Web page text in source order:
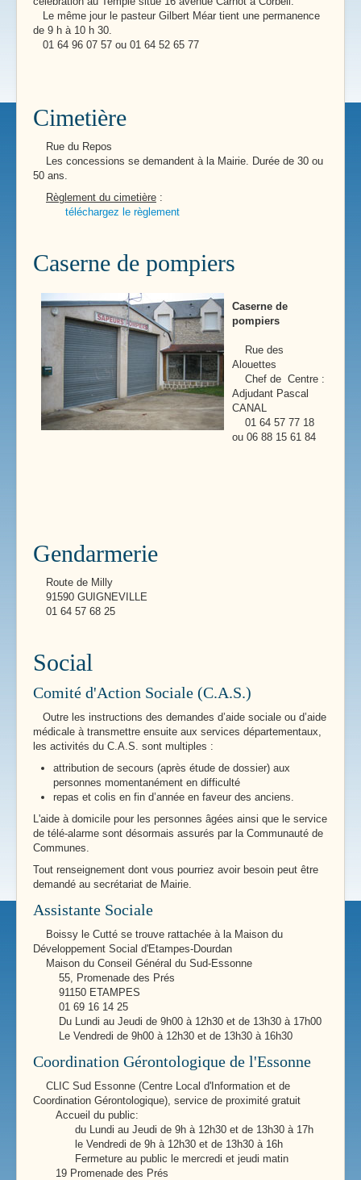
Le même jour le pasteur Gilbert Méar tient une permanence
de 9 h à 10 h 30.
01 64 96 07 57 ou 01 64 52 65 77
Cimetière
Rue du Repos
Les concessions se demandent à la Mairie. Durée de 30 ou
50 ans.
Règlement du cimetière :
téléchargez le règlement
Caserne de pompiers
Caserne de
pompiers
Rue des
Alouettes
Chef de Centre :
Adjudant Pascal
CANAL
01 64 57 77 18
ou 06 88 15 61 84
Gendarmerie
Route de Milly
91590 GUIGNEVILLE
01 64 57 68 25
Social
Comité d'Action Sociale (C.A.S.)
Outre les instructions des demandes d’aide sociale ou d’aide
médicale à transmettre ensuite aux services départementaux,
les activités du C.A.S. sont multiples :
attribution de secours (après étude de dossier) aux
personnes momentanément en difficulté
repas et colis en fin d’année en faveur des anciens.
L'aide à domicile pour les personnes âgées ainsi que le service
de télé-alarme sont désormais assurés par la Communauté de
Communes.
Tout renseignement dont vous pourriez avoir besoin peut être
demandé au secrétariat de Mairie.
Assistante Sociale
Boissy le Cutté se trouve rattachée à la Maison du
Développement Social d'Etampes-Dourdan
Maison du Conseil Général du Sud-Essonne
55, Promenade des Prés
91150 ETAMPES
01 69 16 14 25
Du Lundi au Jeudi de 9h00 à 12h30 et de 13h30 à 17h00
Le Vendredi de 9h00 à 12h30 et de 13h30 à 16h30
Coordination Gérontologique de l'Essonne
CLIC Sud Essonne (Centre Local d'Information et de
Coordination Gérontologique), service de proximité gratuit
Accueil du public:
du Lundi au Jeudi de 9h à 12h30 et de 13h30 à 17h
le Vendredi de 9h à 12h30 et de 13h30 à 16h
Fermeture au public le mercredi et jeudi matin
19 Promenade des Prés